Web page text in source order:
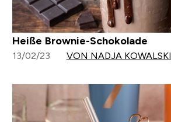
Heiße Brownie-Schokolade
13/02/23 VON NADJA KOWALSKI